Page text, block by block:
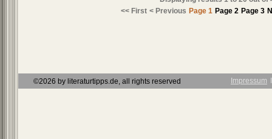
<< First < Previous Page 1 Page 2 Page 3
©2026 by literaturtipps.de, all rights reserved Impressum